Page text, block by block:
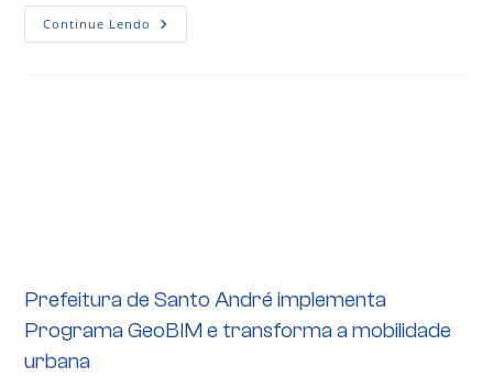
Continue Lendo
Prefeitura de Santo André implementa
Programa GeoBIM e transforma a mobilidade
urbana